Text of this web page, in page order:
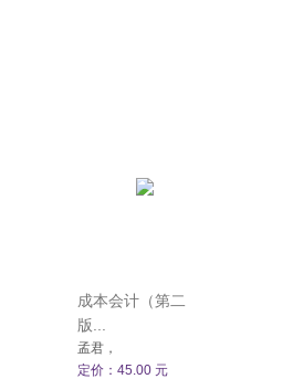
成本会计（第二
版...
孟君，
定价：45.00 元